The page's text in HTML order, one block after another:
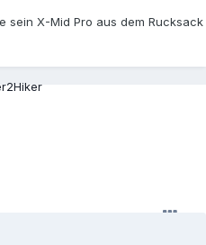
sein X-Mid Pro aus dem Rucksack